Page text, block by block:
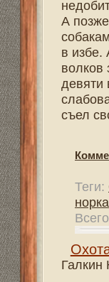
На зайца-
часть
серым, ну
Если к
зайцам.
местах, то